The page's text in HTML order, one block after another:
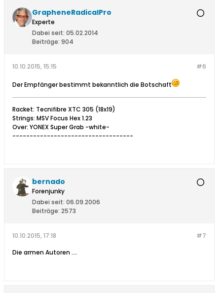
GrapheneRadicalPro
Experte
Dabei seit: 05.02.2014
Beiträge: 904
#6
10.10.2015, 15:15
Der Empfänger bestimmt bekanntlich die Botschaft
Racket: Tecnifibre XTC 305 (18x19)
Strings: MSV Focus Hex 1.23
Over: YONEX Super Grab -white-
-----------------------------------
bernado
Forenjunky
Dabei seit: 06.09.2006
Beiträge: 2573
#7
10.10.2015, 17:18
Die armen Autoren ....